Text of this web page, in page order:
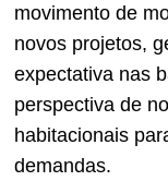
movimento de
novos projetos,
expectativa nas
perspectiva de
habitacionais
demandas.